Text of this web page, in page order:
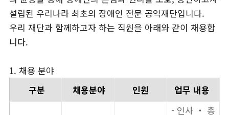
설립된 우리나라 최초의 장애인 전문 공익재단입니다.
우리 재단과 함께하고자 하는 직원을 아래와 같이 채용합
니다.
1. 채용 분야
구분
채용분야 인원 업무 내용
- 인사 ‧ 총